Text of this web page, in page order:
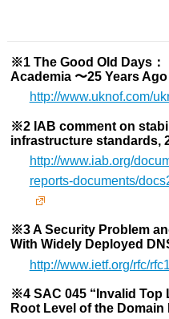
※1 The Good Old Days
Academia 〜25 Years Ago
http://www.uknof.com/
※2 IAB comment on
infrastructure standards,
http://www.iab.org/
reports-documents/
※3 A Security Problem
With Widely Deployed
http://www.ietf.org/rfc/
※4 SAC 045 “Invalid Top
Root Level of the Domain